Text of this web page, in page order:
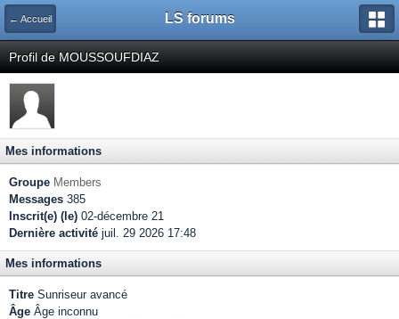
← Accueil LS forums
Profil de MOUSSOUFDIAZ
Mes informations
Groupe Members
Messages 385
Inscrit(e) (le) 02-décembre 21
Dernière activité juil. 29 2026 17:48
Mes informations
Titre Sunriseur avancé
Âge Âge inconnu